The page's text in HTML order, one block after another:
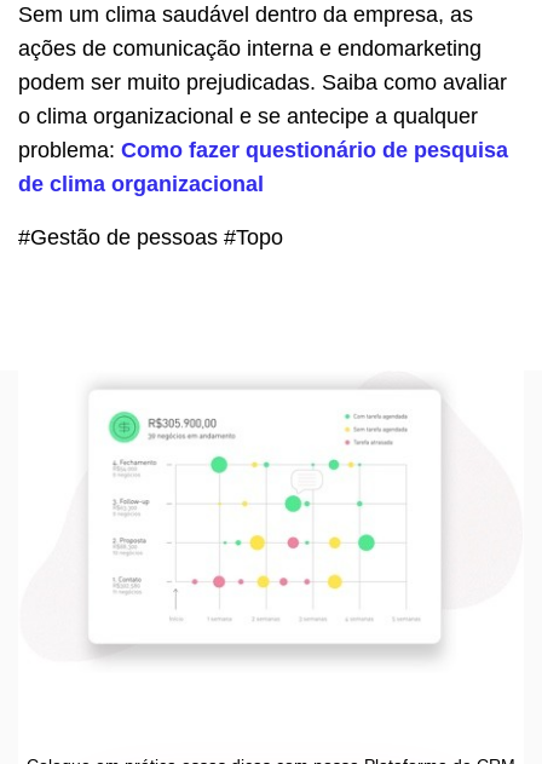
Sem um clima saudável dentro da empresa, as
ações de comunicação interna e endomarketing
podem ser muito prejudicadas. Saiba como avaliar
o clima organizacional e se antecipe a qualquer
problema: Como fazer questionário de pesquisa
de clima organizacional
#Gestão de pessoas #Topo